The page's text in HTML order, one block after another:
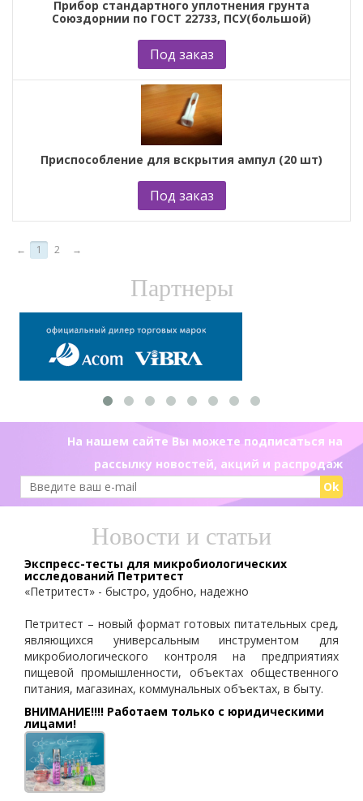
Прибор стандартного уплотнения грунта
Союздорнии по ГОСТ 22733, ПСУ(большой)
Под заказ
Приспособление для вскрытия ампул (20 шт)
Под заказ
← 1 2 →
Партнеры
На нашем сайте Вы можете подписаться на
рассылку новостей, акций и распродаж
Ok
Новости и статьи
Экспресс-тесты для микробиологических
исследований Петритест
«Петритест» - быстро, удобно, надежно
Петритест – новый формат готовых питательных сред,
являющихся универсальным инструментом для
микробиологического контроля на предприятиях
пищевой промышленности, объектах общественного
питания, магазинах, коммунальных объектах, в быту.
ВНИМАНИЕ!!!! Работаем только с юридическими
лицами!